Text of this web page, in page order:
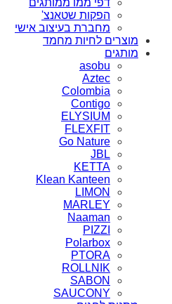
הפקות שטאנצ'
מחברת בעיצוב אישי
מוצרים לחיות מחמד
מותגים
asobu
Aztec
Colombia
Contigo
ELYSIUM
FLEXFIT
Go Nature
JBL
KETTA
Klean Kanteen
LIMON
MARLEY
Naaman
PIZZI
Polarbox
PTORA
ROLLNIK
SABON
SAUCONY